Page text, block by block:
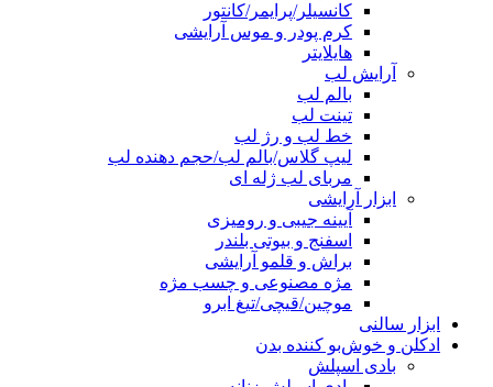
کانسیلر/پرایمر/کانتور
کرم پودر و موس آرایشی
هایلایتر
آرایش لب
بالم لب
تینت لب
خط لب و رژ لب
لیپ گلاس/بالم لب/حجم دهنده لب
مربای لب ژله ای
ابزار آرایشی
آیینه جیبی و رومیزی
اسفنج و بیوتی بلندر
براش و قلمو آرایشی
مژه مصنوعی و چسب مژه
موچین/قیچی/تیغ ابرو
ابزار سالنی
ادکلن و خوش‌بو کننده بدن
بادی اسپلش